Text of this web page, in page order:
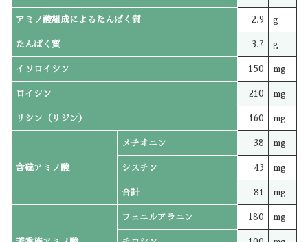
アミノ酸組成によるたんぱく質 2.9 g
たんぱく質 3.7 g
イソロイシン 150 mg
ロイシン 210 mg
リシン（リジン） 160 mg
含硫アミノ酸
メチオニン 38 mg
シスチン 43 mg
合計 81 mg
フェニルアラニン 180 mg